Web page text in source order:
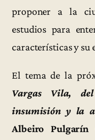
proponer a la
estudios para
características y
El tema de la
Vargas Vila,
insumisión y la
Albeiro Pulgarín